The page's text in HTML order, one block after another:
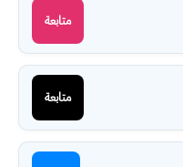
متابعة
متابعة